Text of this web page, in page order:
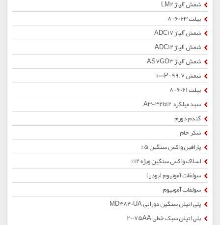
شمش آلیاژ LM2
بیلت 6063-8
شمش آلیاژ ADC17
شمش آلیاژ ADC12
شمش آلیاژ AS7GO3
شمش 1000P-99.7
بیلت 6061-8
سبد میلگرد 12تا32-A3
گندم دورم
شکر خام
پارافین واکس سنگین 5%
اسلاک واکس سنگین ویژه 12%
سولفات آمونیوم (پودر)
سولفات آمونیوم
پلی اتیلن سنگین دورانی MD3840UA
پلی اتیلن سبک خطی 20075AA